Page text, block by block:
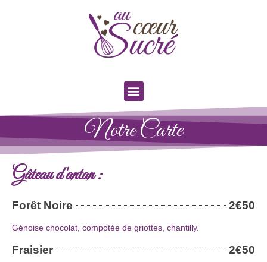
Notre Carte
Gâteau d'antan :
Forêt Noire 2€50
Génoise chocolat, compotée de griottes, chantilly.
Fraisier 2€50